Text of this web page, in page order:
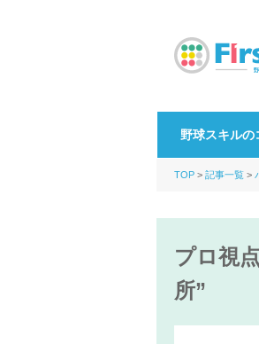
野球スキルの
TOP 記事一覧
プロ視
所”